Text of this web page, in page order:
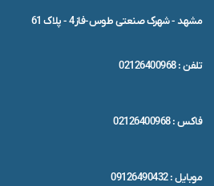
مشهد - شهرک صنعتی طوس-فاز4 - پلاک 61
تلفن : 02126400968
فاکس : 02126400968
موبایل : 09126490432